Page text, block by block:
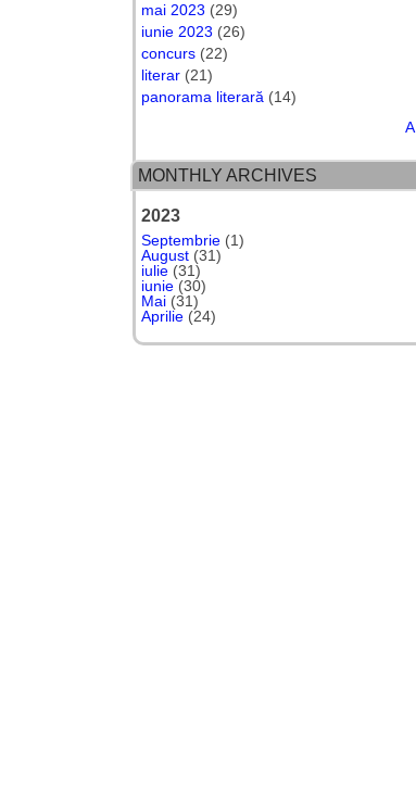
mai 2023 (29)
iunie 2023 (26)
concurs (22)
literar (21)
panorama literară (14)
MONTHLY ARCHIVES
2023
Septembrie (1)
August (31)
iulie (31)
iunie (30)
Mai (31)
Aprilie (24)